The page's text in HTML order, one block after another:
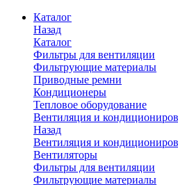
Каталог
Назад
Каталог
Фильтры для вентиляции
Фильтрующие материалы
Приводные ремни
Кондиционеры
Тепловое оборудование
Вентиляция и
Назад
Вентиляция и
Вентиляторы
Фильтры для вентиляции
Фильтрующие материалы